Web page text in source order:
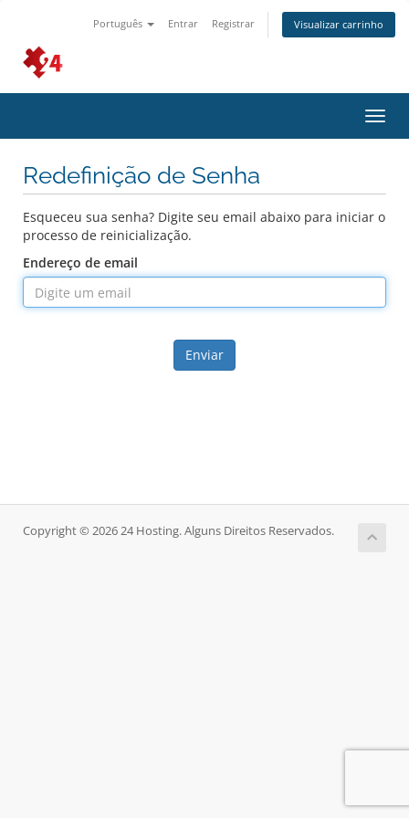
Português Entrar Registrar Visualizar carrinho
Redefinição de Senha
Esqueceu sua senha? Digite seu email abaixo para iniciar o
processo de reinicialização.
Endereço de email
Enviar
Copyright © 2026 24 Hosting. Alguns Direitos Reservados.